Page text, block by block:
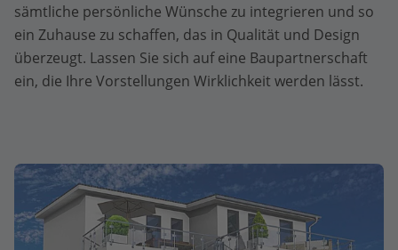
sämtliche persönliche Wünsche zu integrieren und so
ein Zuhause zu schaffen, das in Qualität und Design
überzeugt. Lassen Sie sich auf eine Baupartnerschaft
ein, die Ihre Vorstellungen Wirklichkeit werden lässt.